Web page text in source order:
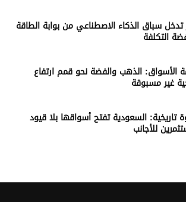
سباق الذكاء الاصطناعي من بوابة الطاقة
التكلفة
الأسواق: الذهب والفضة نحو قمم ارتفاع
غير مسبوقة
تاريخية: السعودية تفتح أسواقها بلا قيود
للأجانب